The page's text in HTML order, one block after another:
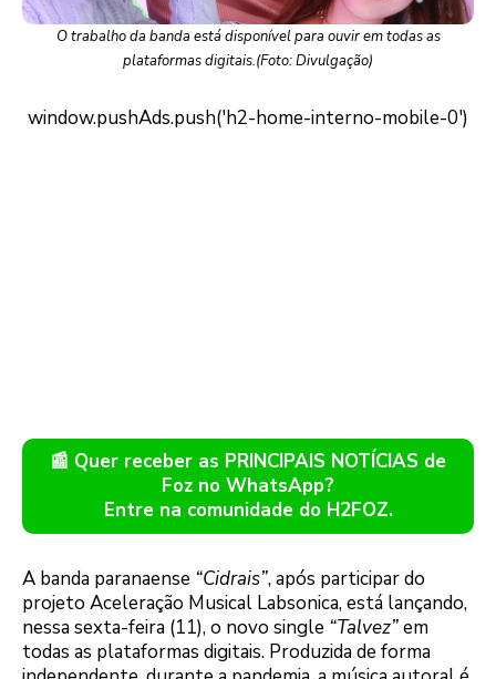
O trabalho da banda está disponível para ouvir em todas as
plataformas digitais.(Foto: Divulgação)
📰 Quer receber as PRINCIPAIS NOTÍCIAS de
Foz no WhatsApp?
Entre na comunidade do H2FOZ.
A banda paranaense “Cidrais”, após participar do
projeto Aceleração Musical Labsonica, está lançando,
nessa sexta-feira (11), o novo single “Talvez”em
todas as plataformas digitais. Produzida de forma